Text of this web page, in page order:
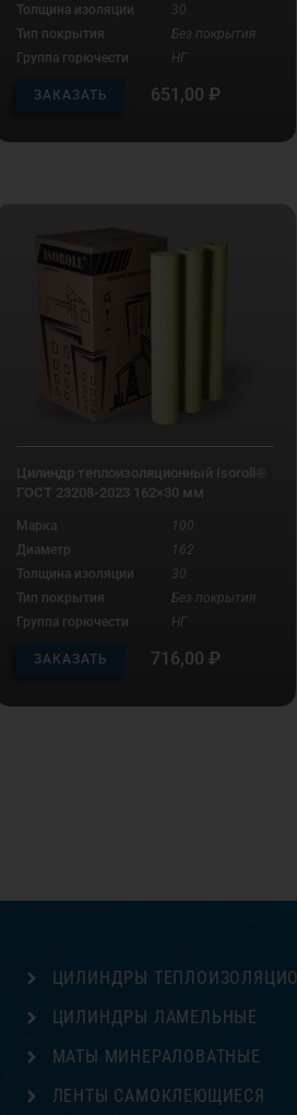
Толщина изоляции
30
Тип покрытия
Без покрытия
Группа горючести
НГ
ЗАКАЗАТЬ 651,00 ₽
Цилиндр теплоизоляционный Isoroll®
ГОСТ 23208-2023 162×30 мм
Марка
100
Диаметр
162
Толщина изоляции
30
Тип покрытия
Без покрытия
Группа горючести
НГ
ЗАКАЗАТЬ 716,00 ₽
ЦИЛИНДРЫ
ЦИЛИНДРЫ ЛАМЕЛЬНЫЕ
МАТЫ МИНЕРАЛОВАТНЫЕ
ЛЕНТЫ САМОКЛЕЮЩИЕСЯ